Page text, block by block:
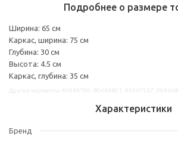
Подробнее о размере
Ширина: 65 см
Каркас, ширина: 75 см
Глубина: 30 см
Высота: 4.5 см
Каркас, глубина: 35 см
Характеристики
Бренд